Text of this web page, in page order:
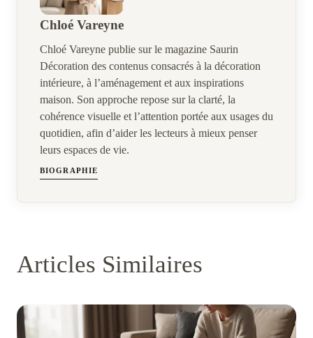
Chloé Vareyne
Chloé Vareyne publie sur le magazine Saurin
Décoration des contenus consacrés à la décoration
intérieure, à l’aménagement et aux inspirations
maison. Son approche repose sur la clarté, la
cohérence visuelle et l’attention portée aux usages du
quotidien, afin d’aider les lecteurs à mieux penser
leurs espaces de vie.
BIOGRAPHIE
Articles Similaires